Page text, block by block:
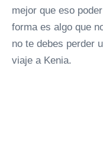
mejor que eso
forma es algo que
no te debes perder
viaje a Kenia.